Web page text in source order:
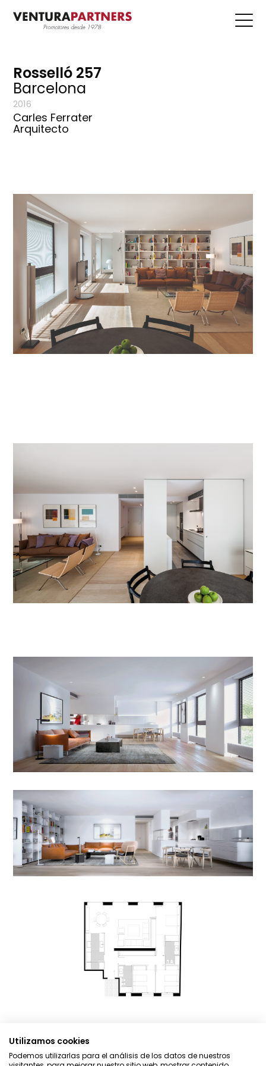
Rosselló 257
Barcelona
2016
Carles Ferrater
Arquitecto
Utilizamos cookies
Podemos utilizarlas para el análisis de los datos de nuestros